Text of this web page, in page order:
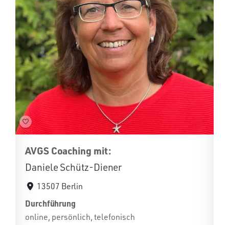
AVGS Coaching mit:
Daniele Schütz-Diener
13507 Berlin
Durchführung
online, persönlich, telefonisch